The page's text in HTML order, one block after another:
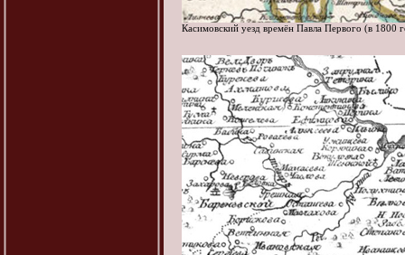
Касимовский уезд времён Павла Первого (в 1800